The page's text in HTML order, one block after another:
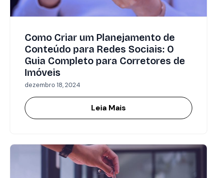
Como Criar um Planejamento de
Conteúdo para Redes Sociais: O
Guia Completo para Corretores de
Imóveis
dezembro 18, 2024
Leia Mais